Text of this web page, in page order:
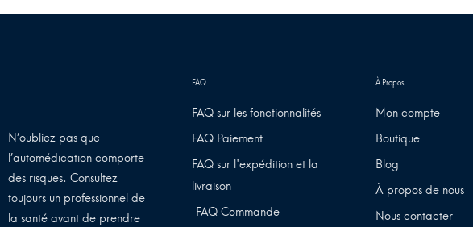
N’oubliez pas que
l’automédication comporte
des risques. Consultez
toujours un professionnel de
la santé avant de prendre
FAQ sur les fonctionnalités
FAQ Paiement
FAQ sur l'expédition et la
livraison
FAQ Commande
Mon compte
Boutique
Blog
À propos de nous
Nous contacter